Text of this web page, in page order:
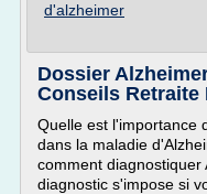
d'alzheimer
Dossier
Conseils Retraite
Quelle est l'importance
dans la maladie
comment diagnostiquer
diagnostic s'impose si